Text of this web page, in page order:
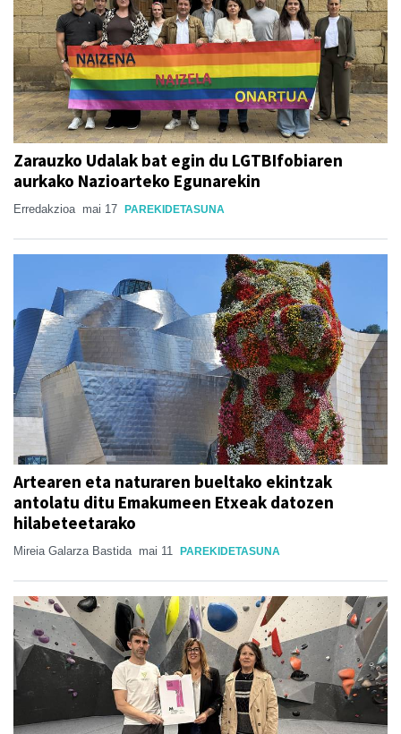
Zarauzko Udalak bat egin du LGTBIfobiaren
aurkako Nazioarteko Egunarekin
Erredakzioa mai 17 PAREKIDETASUNA
Artearen eta naturaren bueltako ekintzak
antolatu ditu Emakumeen Etxeak datozen
hilabeteetarako
Mireia Galarza Bastida mai 11 PAREKIDETASUNA